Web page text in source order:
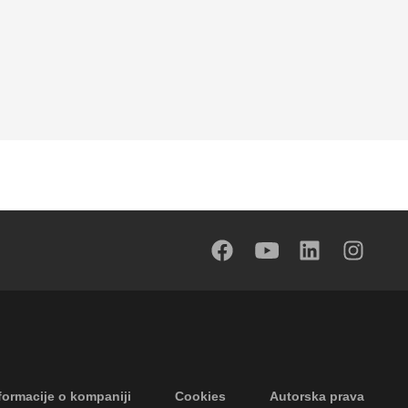
o kompaniji Cookies
Autorska prava